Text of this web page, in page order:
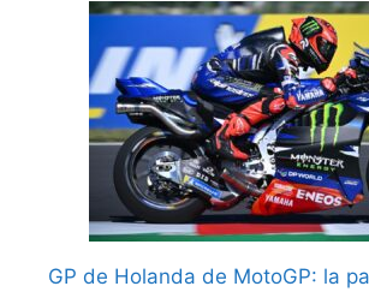
GP de Holanda de MotoGP: la